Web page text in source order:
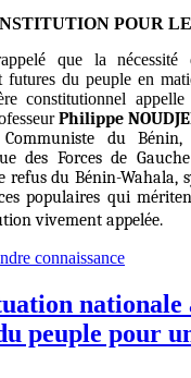
POUR
que la nécessité
futures du peuple en
constitutionnel
Philippe
du
des Forces de
refus du Bénin-Wahala,
populaires qui
vivement appelée.
connaissance
nationale
peuple pour